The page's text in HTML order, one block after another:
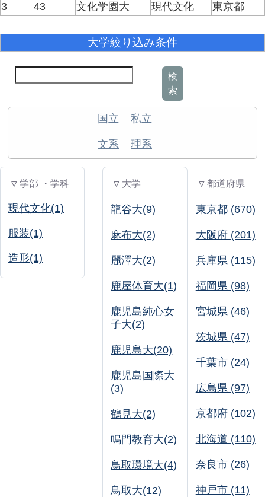
3
43 文化学園大 現代文化 東京都
大学絞り込み条件
検
索
国立 私立
文系 理系
▽ 学部 ・学科
現代文化(1)
服装(1)
造形(1)
▽ 大学
龍谷大(9)
麻布大(2)
麗澤大(2)
鹿屋体育大(1)
鹿児島純心女
子大(2)
鹿児島大(20)
鹿児島国際大
(3)
鶴見大(2)
鳴門教育大(2)
鳥取環境大(4)
鳥取大(12)
▽ 都道府県
東京都 (670)
大阪府 (201)
兵庫県 (115)
福岡県 (98)
宮城県 (46)
茨城県 (47)
千葉市 (24)
広島県 (97)
京都府 (102)
北海道 (110)
奈良市 (26)
神戸市 (11)